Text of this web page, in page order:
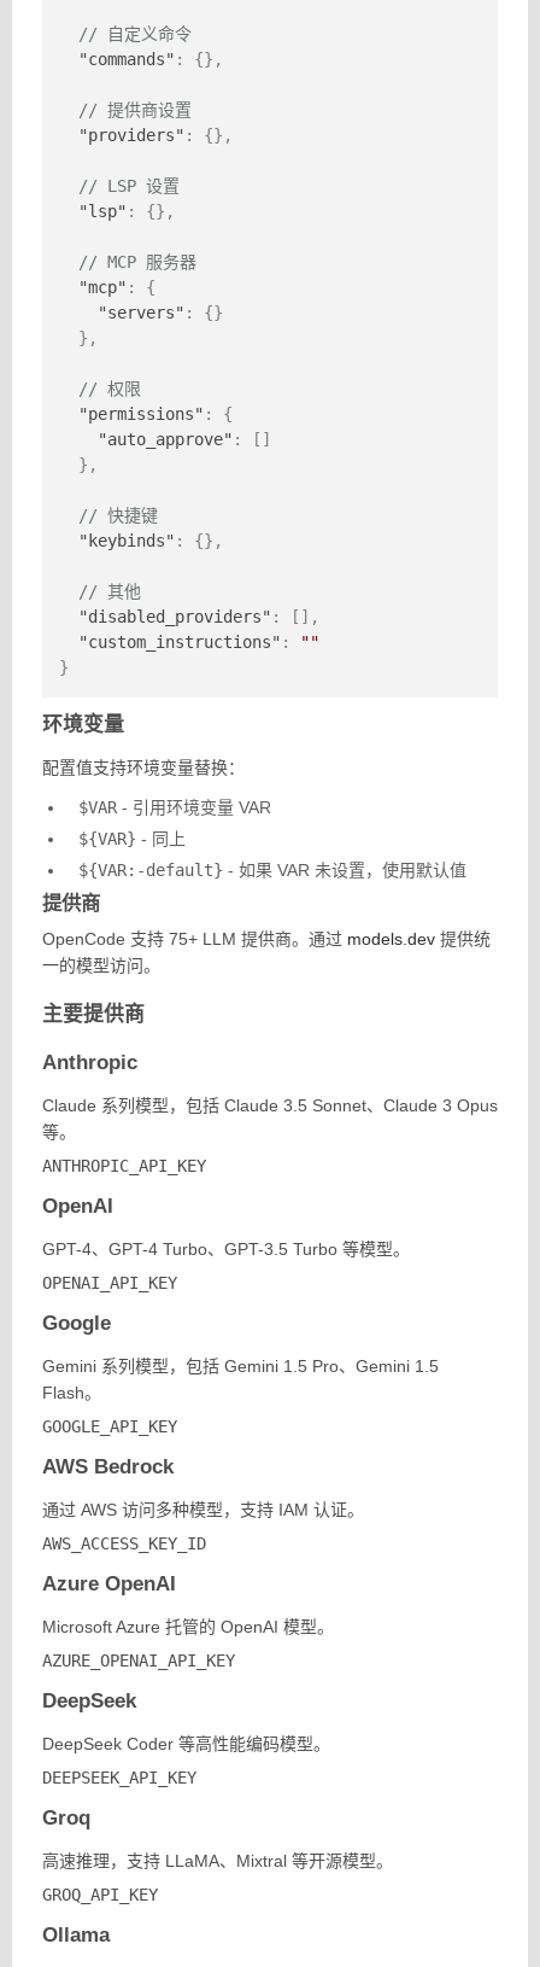
// 自定义命令
"commands" : {} ,
// 提供商设置
"providers" : {} ,
// LSP 设置
"lsp" : {} ,
// MCP 服务器
"mcp" :
{
"servers" : {}
} ,
// 权限
"permissions" :
{
"auto_approve" : [ ]
} ,
// 快捷键
"keybinds" : {} ,
// 其他
"disabled_providers" : [ ] ,
"custom_instructions" :
""
}
环境变量
配置值支持环境变量替换：
$VAR - 引用环境变量 VAR
${VAR} - 同上
${VAR:-default} - 如果 VAR 未设置，使用默认值
提供商
OpenCode 支持 75+ LLM 提供商。通过 models.dev 提供统
一的模型访问。
主要提供商
Anthropic
Claude 系列模型，包括 Claude 3.5 Sonnet、Claude 3 Opus
等。
ANTHROPIC_API_KEY
OpenAI
GPT-4、GPT-4 Turbo、GPT-3.5 Turbo 等模型。
OPENAI_API_KEY
Google
Gemini 系列模型，包括 Gemini 1.5 Pro、Gemini 1.5
Flash。
GOOGLE_API_KEY
AWS Bedrock
通过 AWS 访问多种模型，支持 IAM 认证。
AWS_ACCESS_KEY_ID
Azure OpenAI
Microsoft Azure 托管的 OpenAI 模型。
AZURE_OPENAI_API_KEY
DeepSeek
DeepSeek Coder 等高性能编码模型。
DEEPSEEK_API_KEY
Groq
高速推理，支持 LLaMA、Mixtral 等开源模型。
GROQ_API_KEY
Ollama